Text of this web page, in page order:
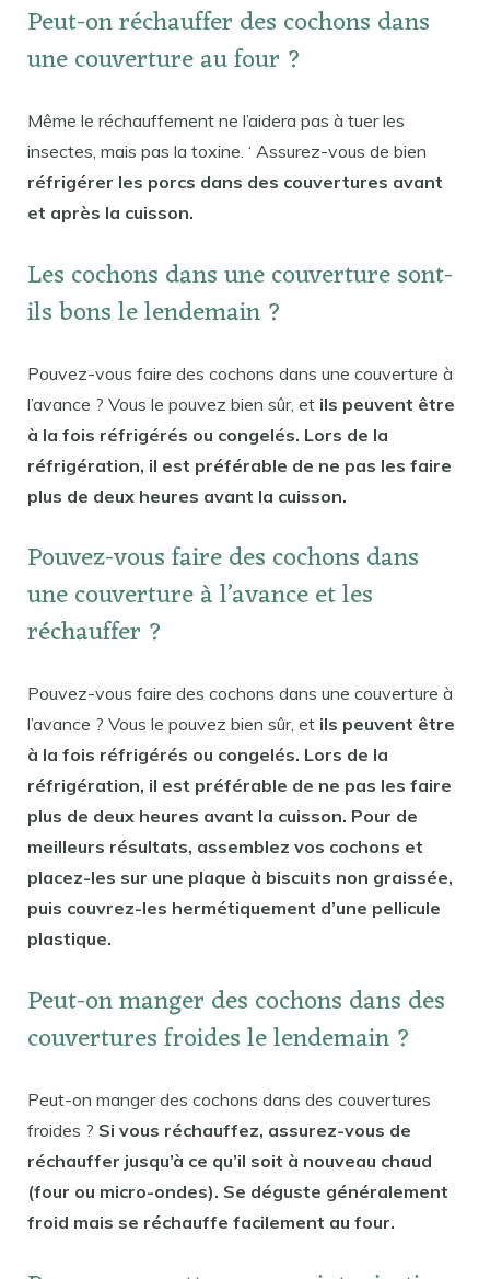
Peut-on réchauffer des cochons dans
une couverture au four ?
Même le réchauffement ne l’aidera pas à tuer les
insectes, mais pas la toxine. ‘ Assurez-vous de bien
réfrigérer les porcs dans des couvertures avant
et après la cuisson.
Les cochons dans une couverture sont-
ils bons le lendemain ?
Pouvez-vous faire des cochons dans une couverture à
l’avance ? Vous le pouvez bien sûr, et ils peuvent être
à la fois réfrigérés ou congelés. Lors de la
réfrigération, il est préférable de ne pas les faire
plus de deux heures avant la cuisson.
Pouvez-vous faire des cochons dans
une couverture à l’avance et les
réchauffer ?
Pouvez-vous faire des cochons dans une couverture à
l’avance ? Vous le pouvez bien sûr, et ils peuvent être
à la fois réfrigérés ou congelés. Lors de la
réfrigération, il est préférable de ne pas les faire
plus de deux heures avant la cuisson. Pour de
meilleurs résultats, assemblez vos cochons et
placez-les sur une plaque à biscuits non graissée,
puis couvrez-les hermétiquement d’une pellicule
plastique.
Peut-on manger des cochons dans des
couvertures froides le lendemain ?
Peut-on manger des cochons dans des couvertures
froides ? Si vous réchauffez, assurez-vous de
réchauffer jusqu’à ce qu’il soit à nouveau chaud
(four ou micro-ondes). Se déguste généralement
froid mais se réchauffe facilement au four.